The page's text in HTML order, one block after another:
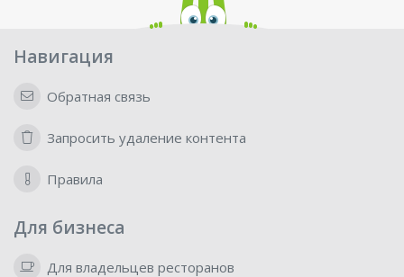
Навигация
Обратная связь
Запросить удаление контента
Правила
Для бизнеса
Для владельцев ресторанов